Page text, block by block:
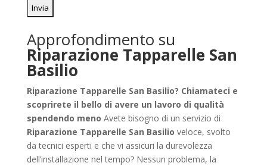
Approfondimento su
Riparazione Tapparelle San
Basilio
Riparazione Tapparelle San Basilio? Chiamateci e
scoprirete il bello di avere un lavoro di qualità
spendendo meno Avete bisogno di un servizio di
Riparazione Tapparelle San Basilio veloce, svolto
da tecnici esperti e che vi assicuri la durevolezza
dell’installazione nel tempo? Nessun problema, la